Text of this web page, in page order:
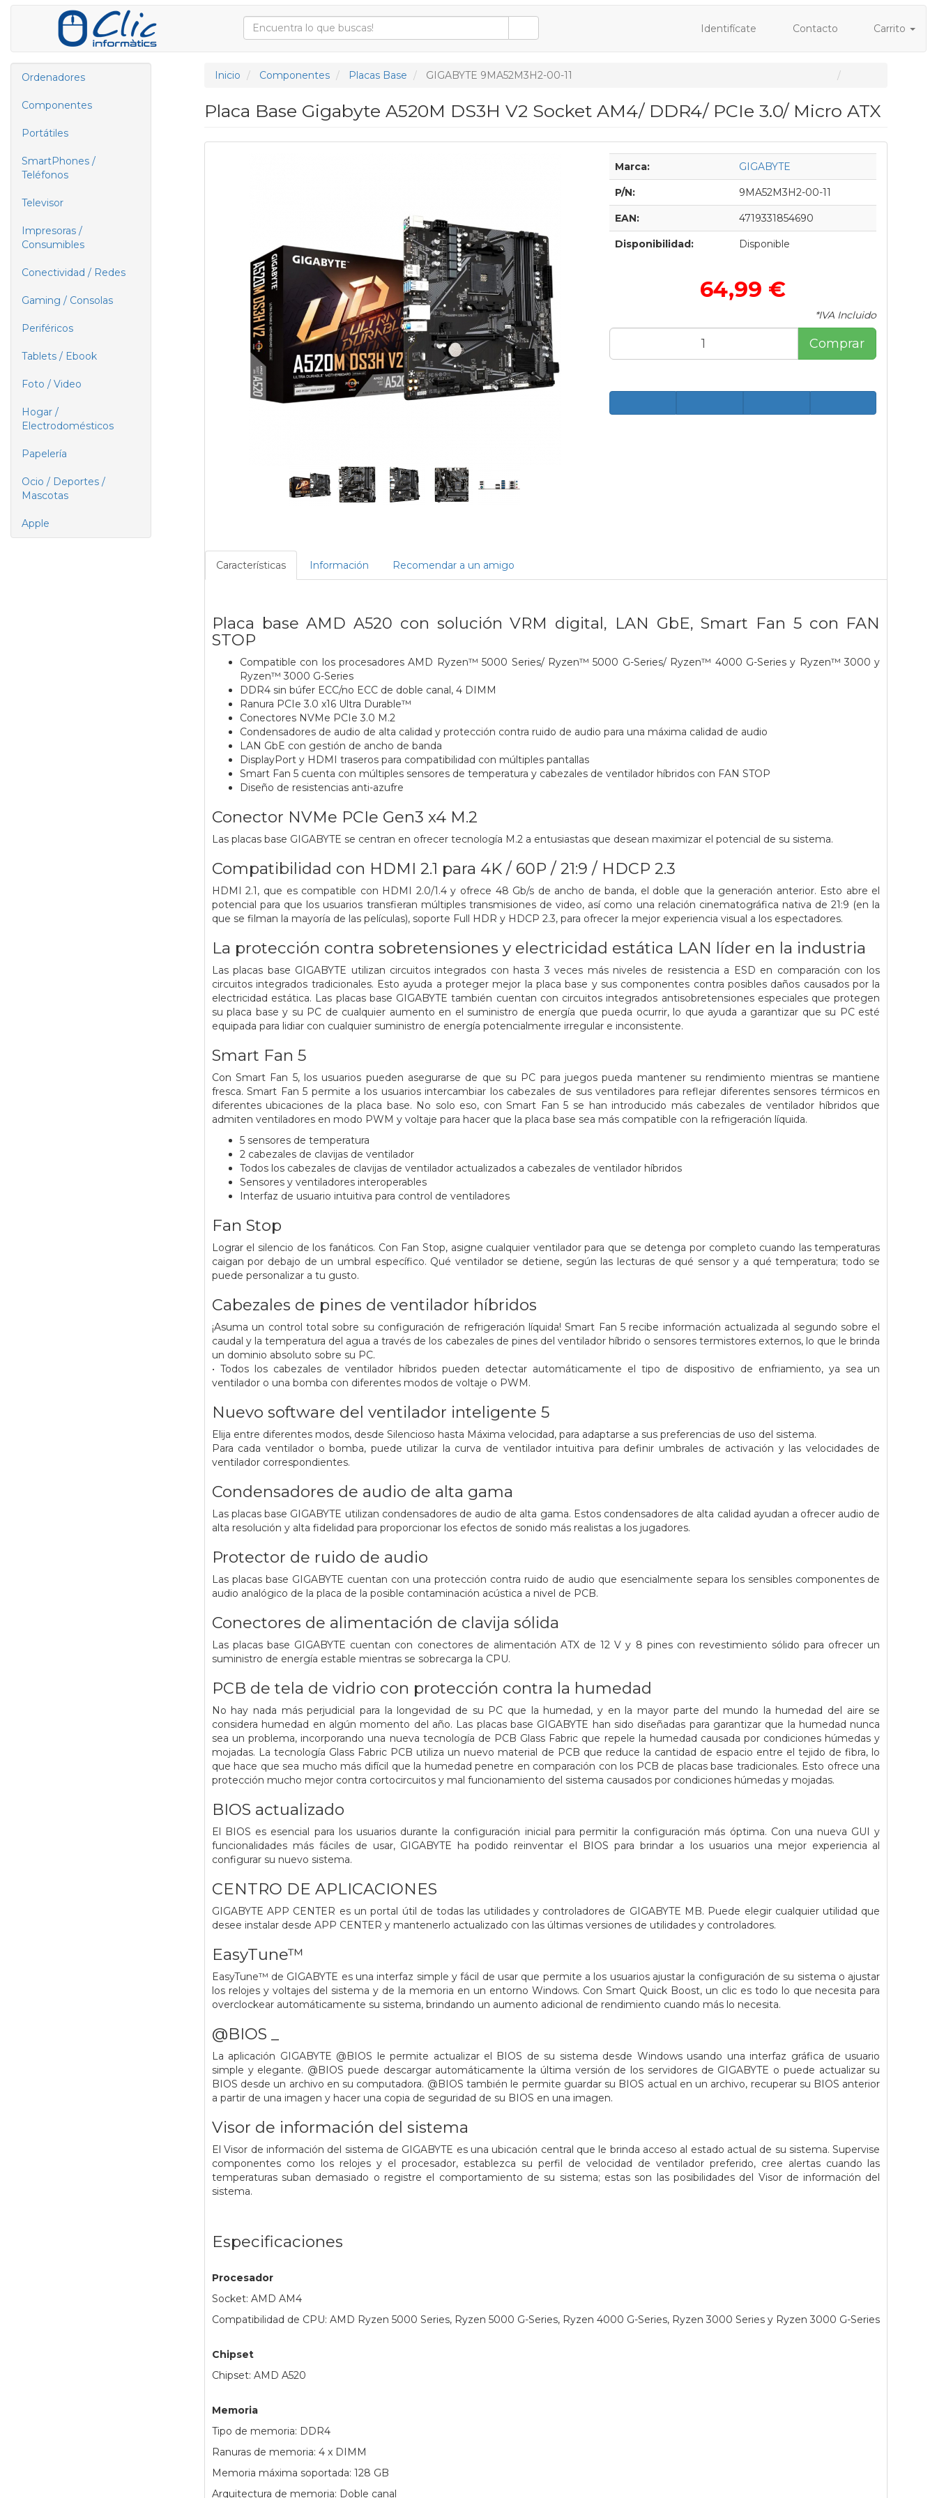
Identifícate Contacto Carrito
Ordenadores
Componentes
Portátiles
SmartPhones /
Teléfonos
Televisor
Impresoras /
Consumibles
Conectividad / Redes
Gaming / Consolas
Periféricos
Tablets / Ebook
Foto / Video
Hogar /
Electrodomésticos
Papelería
Ocio / Deportes /
Mascotas
Apple
Inicio Componentes Placas Base GIGABYTE 9MA52M3H2-00-11
Placa Base Gigabyte A520M DS3H V2 Socket AM4/ DDR4/ PCIe 3.0/ Micro ATX
Marca: GIGABYTE
P/N: 9MA52M3H2-00-11
EAN: 4719331854690
Disponibilidad: Disponible
64,99 €
*IVA Incluido
Comprar
Características Información Recomendar a un amigo
Placa base AMD A520 con solución VRM digital, LAN GbE, Smart Fan 5 con FAN
STOP
Compatible con los procesadores AMD Ryzen™ 5000 Series/ Ryzen™ 5000 G-Series/ Ryzen™ 4000 G-Series y Ryzen™ 3000 y
Ryzen™ 3000 G-Series
DDR4 sin búfer ECC/no ECC de doble canal, 4 DIMM
Ranura PCIe 3.0 x16 Ultra Durable™
Conectores NVMe PCIe 3.0 M.2
Condensadores de audio de alta calidad y protección contra ruido de audio para una máxima calidad de audio
LAN GbE con gestión de ancho de banda
DisplayPort y HDMI traseros para compatibilidad con múltiples pantallas
Smart Fan 5 cuenta con múltiples sensores de temperatura y cabezales de ventilador híbridos con FAN STOP
Diseño de resistencias anti-azufre
Conector NVMe PCIe Gen3 x4 M.2
Las placas base GIGABYTE se centran en ofrecer tecnología M.2 a entusiastas que desean maximizar el potencial de su sistema.
Compatibilidad con HDMI 2.1 para 4K / 60P / 21:9 / HDCP 2.3
HDMI 2.1, que es compatible con HDMI 2.0/1.4 y ofrece 48 Gb/s de ancho de banda, el doble que la generación anterior. Esto abre el
potencial para que los usuarios transfieran múltiples transmisiones de video, así como una relación cinematográfica nativa de 21:9 (en la
que se filman la mayoría de las películas), soporte Full HDR y HDCP 2.3, para ofrecer la mejor experiencia visual a los espectadores.
La protección contra sobretensiones y electricidad estática LAN líder en la industria
Las placas base GIGABYTE utilizan circuitos integrados con hasta 3 veces más niveles de resistencia a ESD en comparación con los
circuitos integrados tradicionales. Esto ayuda a proteger mejor la placa base y sus componentes contra posibles daños causados ​​por la
electricidad estática. Las placas base GIGABYTE también cuentan con circuitos integrados antisobretensiones especiales que protegen
su placa base y su PC de cualquier aumento en el suministro de energía que pueda ocurrir, lo que ayuda a garantizar que su PC esté
equipada para lidiar con cualquier suministro de energía potencialmente irregular e inconsistente.
Smart Fan 5
Con Smart Fan 5, los usuarios pueden asegurarse de que su PC para juegos pueda mantener su rendimiento mientras se mantiene
fresca. Smart Fan 5 permite a los usuarios intercambiar los cabezales de sus ventiladores para reflejar diferentes sensores térmicos en
diferentes ubicaciones de la placa base. No solo eso, con Smart Fan 5 se han introducido más cabezales de ventilador híbridos que
admiten ventiladores en modo PWM y voltaje para hacer que la placa base sea más compatible con la refrigeración líquida.
5 sensores de temperatura
2 cabezales de clavijas de ventilador
Todos los cabezales de clavijas de ventilador actualizados a cabezales de ventilador híbridos
Sensores y ventiladores interoperables
Interfaz de usuario intuitiva para control de ventiladores
Fan Stop
Lograr el silencio de los fanáticos. Con Fan Stop, asigne cualquier ventilador para que se detenga por completo cuando las temperaturas
caigan por debajo de un umbral específico. Qué ventilador se detiene, según las lecturas de qué sensor y a qué temperatura; todo se
puede personalizar a tu gusto.
Cabezales de pines de ventilador híbridos
¡Asuma un control total sobre su configuración de refrigeración líquida! Smart Fan 5 recibe información actualizada al segundo sobre el
caudal y la temperatura del agua a través de los cabezales de pines del ventilador híbrido o sensores termistores externos, lo que le brinda
un dominio absoluto sobre su PC.
• Todos los cabezales de ventilador híbridos pueden detectar automáticamente el tipo de dispositivo de enfriamiento, ya sea un
ventilador o una bomba con diferentes modos de voltaje o PWM.
Nuevo software del ventilador inteligente 5
Elija entre diferentes modos, desde Silencioso hasta Máxima velocidad, para adaptarse a sus preferencias de uso del sistema.
Para cada ventilador o bomba, puede utilizar la curva de ventilador intuitiva para definir umbrales de activación y las velocidades de
ventilador correspondientes.
Condensadores de audio de alta gama
Las placas base GIGABYTE utilizan condensadores de audio de alta gama. Estos condensadores de alta calidad ayudan a ofrecer audio de
alta resolución y alta fidelidad para proporcionar los efectos de sonido más realistas a los jugadores.
Protector de ruido de audio
Las placas base GIGABYTE cuentan con una protección contra ruido de audio que esencialmente separa los sensibles componentes de
audio analógico de la placa de la posible contaminación acústica a nivel de PCB.
Conectores de alimentación de clavija sólida
Las placas base GIGABYTE cuentan con conectores de alimentación ATX de 12 V y 8 pines con revestimiento sólido para ofrecer un
suministro de energía estable mientras se sobrecarga la CPU.
PCB de tela de vidrio con protección contra la humedad
No hay nada más perjudicial para la longevidad de su PC que la humedad, y en la mayor parte del mundo la humedad del aire se
considera humedad en algún momento del año. Las placas base GIGABYTE han sido diseñadas para garantizar que la humedad nunca
sea un problema, incorporando una nueva tecnología de PCB Glass Fabric que repele la humedad causada por condiciones húmedas y
mojadas. La tecnología Glass Fabric PCB utiliza un nuevo material de PCB que reduce la cantidad de espacio entre el tejido de fibra, lo
que hace que sea mucho más difícil que la humedad penetre en comparación con los PCB de placas base tradicionales. Esto ofrece una
protección mucho mejor contra cortocircuitos y mal funcionamiento del sistema causados ​​por condiciones húmedas y mojadas.
BIOS actualizado
El BIOS es esencial para los usuarios durante la configuración inicial para permitir la configuración más óptima. Con una nueva GUI y
funcionalidades más fáciles de usar, GIGABYTE ha podido reinventar el BIOS para brindar a los usuarios una mejor experiencia al
configurar su nuevo sistema.
CENTRO DE APLICACIONES
GIGABYTE APP CENTER es un portal útil de todas las utilidades y controladores de GIGABYTE MB. Puede elegir cualquier utilidad que
desee instalar desde APP CENTER y mantenerlo actualizado con las últimas versiones de utilidades y controladores.
EasyTune™
EasyTune™ de GIGABYTE es una interfaz simple y fácil de usar que permite a los usuarios ajustar la configuración de su sistema o ajustar
los relojes y voltajes del sistema y de la memoria en un entorno Windows. Con Smart Quick Boost, un clic es todo lo que necesita para
overclockear automáticamente su sistema, brindando un aumento adicional de rendimiento cuando más lo necesita.
@BIOS _
La aplicación GIGABYTE @BIOS le permite actualizar el BIOS de su sistema desde Windows usando una interfaz gráfica de usuario
simple y elegante. @BIOS puede descargar automáticamente la última versión de los servidores de GIGABYTE o puede actualizar su
BIOS desde un archivo en su computadora. @BIOS también le permite guardar su BIOS actual en un archivo, recuperar su BIOS anterior
a partir de una imagen y hacer una copia de seguridad de su BIOS en una imagen.
Visor de información del sistema
El Visor de información del sistema de GIGABYTE es una ubicación central que le brinda acceso al estado actual de su sistema. Supervise
componentes como los relojes y el procesador, establezca su perfil de velocidad de ventilador preferido, cree alertas cuando las
temperaturas suban demasiado o registre el comportamiento de su sistema; estas son las posibilidades del Visor de información del
sistema.
Especificaciones
Procesador
Socket: AMD AM4
Compatibilidad de CPU: AMD Ryzen 5000 Series, Ryzen 5000 G-Series, Ryzen 4000 G-Series, Ryzen 3000 Series y Ryzen 3000 G-Series
Chipset
Chipset: AMD A520
Memoria
Tipo de memoria: DDR4
Ranuras de memoria: 4 x DIMM
Memoria máxima soportada: 128 GB
Arquitectura de memoria: Doble canal